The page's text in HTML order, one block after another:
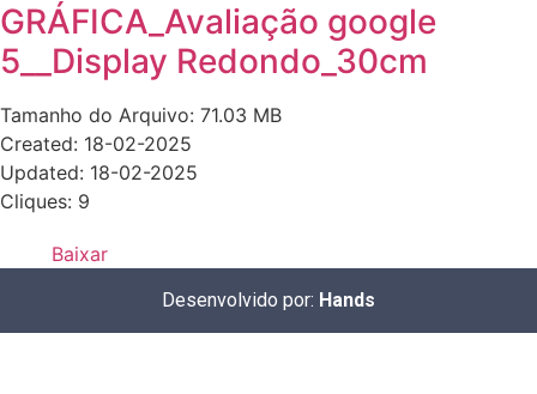
GRÁFICA_Avaliação google
5__Display Redondo_30cm
Tamanho do Arquivo: 71.03 MB
Created: 18-02-2025
Updated: 18-02-2025
Cliques: 9
Baixar
Desenvolvido por: Hands